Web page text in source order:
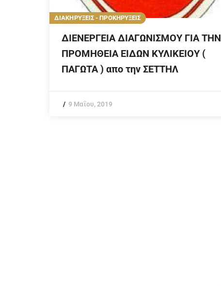
ΔΙΑΚΗΡΥΞΕΙΣ - ΠΡΟΚΗΡΥΞΕΙΣ
ΔΙΕΝΕΡΓΕΙΑ ΔΙΑΓΩΝΙΣΜΟΥ ΓΙΑ ΤΗΝ
ΠΡΟΜΗΘΕΙΑ ΕΙΔΩΝ ΚΥΛΙΚΕΙΟΥ (
ΠΑΓΩΤΑ ) απο την ΣΕΤTΗΛ
9 Μαΐου, 2019